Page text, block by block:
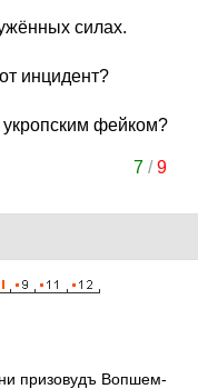
силах.
инцидент?
укропским фейком?
7/9
призовудъ Вопшем-